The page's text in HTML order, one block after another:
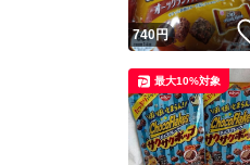
740円
最大10%対象